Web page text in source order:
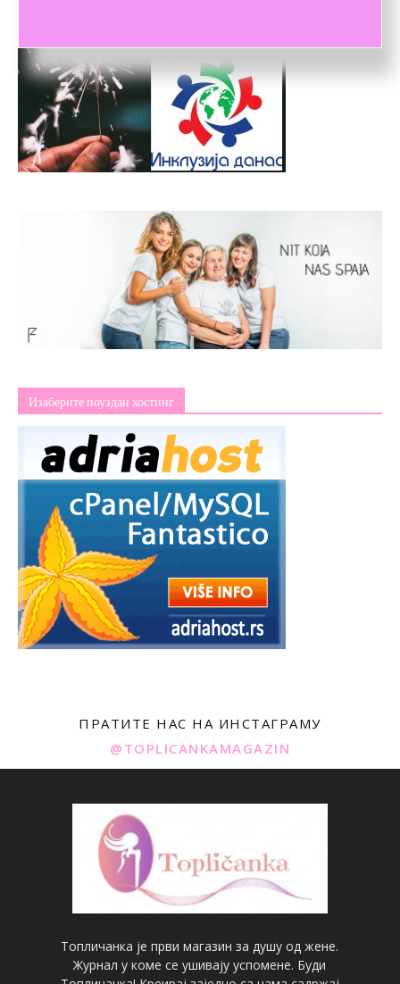
Изаберите поуздан хостинг
ПРАТИТЕ НАС НА ИНСТАГРАМУ
@TOPLICANKAMAGAZIN
Топличанка је први магазин за душу од жене.
Журнал у коме се ушивају успомене. Буди